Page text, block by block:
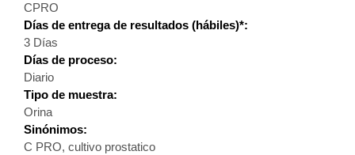
CPRO
Días de entrega de resultados (hábiles)*:
3 Días
Días de proceso:
Diario
Tipo de muestra:
Orina
Sinónimos:
C PRO, cultivo prostatico